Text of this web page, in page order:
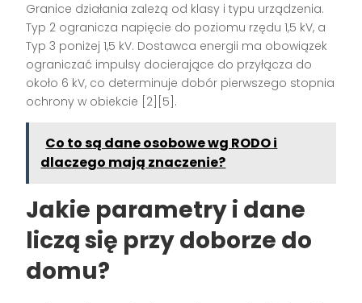
Granice działania zależą od klasy i typu urządzenia.
Typ 2 ogranicza napięcie do poziomu rzędu 1,5 kV, a
Typ 3 poniżej 1,5 kV. Dostawca energii ma obowiązek
ograniczać impulsy docierające do przyłącza do
około 6 kV, co determinuje dobór pierwszego stopnia
ochrony w obiekcie [2][5].
Co to są dane osobowe wg RODO i
dlaczego mają znaczenie?
Jakie parametry i dane
liczą się przy doborze do
domu?